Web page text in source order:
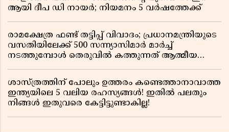
ആയി ദീപ ഡി നായർ; നിയമനം 5 വർഷത്തേക്ക് ​​​​​​​
രാമക്ഷേത്ര ഫണ്ട് തട്ടിപ്പ് വിവാദം; പ്രധാനമന്ത്രിയുടെ
വസതിയിലേക്ക് 500 സന്ന്യാസിമാർ മാർച്ച്
നടത്തുമ്പോൾ തെരുവിൽ കത്തുന്നത് ആത്മീയ
ശാസ്ത്രത്തിന് പോലും ഉത്തരം കണ്ടെത്താനാവാത്ത
ഇന്ത്യയിലെ 5 വലിയ രഹസ്യങ്ങൾ! ഇതിൽ പലതും
നിങ്ങൾ ഇതുവരെ കേട്ടിട്ടുണ്ടാകില്ല!